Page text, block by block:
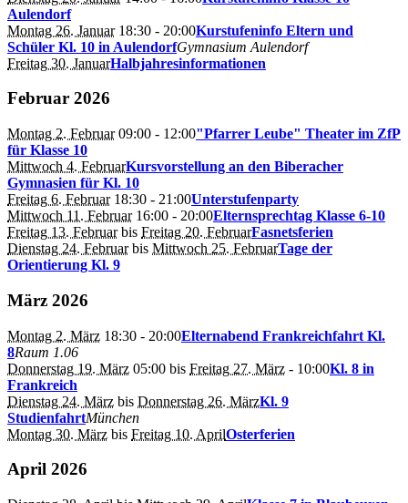
Aulendorf
Montag 26. Januar18:30 - 20:00Kurstufeninfo Eltern und
Schüler Kl. 10 in AulendorfGymnasium Aulendorf
Freitag 30. JanuarHalbjahresinformationen
Februar 2026
Montag 2. Februar09:00 - 12:00"Pfarrer Leube" Theater im ZfP
für Klasse 10
Mittwoch 4. FebruarKursvorstellung an den Biberacher
Gymnasien für Kl. 10
Freitag 6. Februar18:30 - 21:00Unterstufenparty
Mittwoch 11. Februar16:00 - 20:00Elternsprechtag Klasse 6-10
Freitag 13. Februarbis Freitag 20. FebruarFasnetsferien
Dienstag 24. Februarbis Mittwoch 25. FebruarTage der
Orientierung Kl. 9
März 2026
Montag 2. März 18:30 - 20:00Elternabend Frankreichfahrt Kl.
8Raum 1.06
Donnerstag 19. März 05:00 bis Freitag 27. März - 10:00Kl. 8 in
Frankreich
Dienstag 24. März bis Donnerstag 26. MärzKl. 9
StudienfahrtMünchen
Montag 30. März bis Freitag 10. AprilOsterferien
April 2026